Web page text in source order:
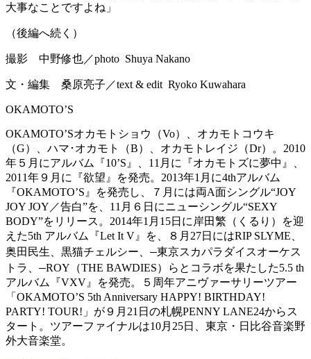
大事なことですよね」
（後編へ続く）
撮影 中野修也／photo Shuya Nakano
文・編集 桑原亮子／text & edit Ryoko Kuwahara
OKAMOTO’S
OKAMOTO’Sオカモトショウ（Vo）、オカモトコウキ
（G）、ハマ･オカモト（B）、オカモトレイジ（Dr）。2010
年５月にアルバム『10’S』、11月に『オカモトズに夢中』、
2011年９月に『欲望』を発売。2013年1月に4thアルバム
『OKAMOTO’S』を発売し、７月には両A面シングル“JOY
JOY JOY／告白”を、11月６日にニューシングル“SEXY
BODY”をリリース。2014年1月15日に岸田繁（くるり）を迎
えた5th アルバム『Let It V』を、８月27日にはRIP SLYME、
奥田民生、黒猫チェルシー、
東京スカパラダイスオーケス
トラ、
ROY（THE BAWDIES）らとコラボを果たした5.5 th
アルバム『VXV』を発売。５周年アニヴァーサリーツアー
「OKAMOTO’S 5th Anniversary HAPPY! BIRTHDAY!
PARTY! TOUR!」が９月21日の札幌PENNY LANE24からス
タート。ツアーファイナルは10月25日、東京・日比谷音楽野
外大音楽堂。